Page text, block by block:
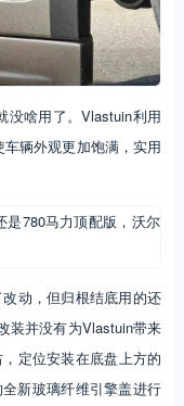
没啥用了。Vlastuin利用
辆外观更加饱满，实用
动，但归根结底用的还
装并没有为Vlastuin带来
定位安装在底盘上方的
新玻璃纤维引擎盖进行